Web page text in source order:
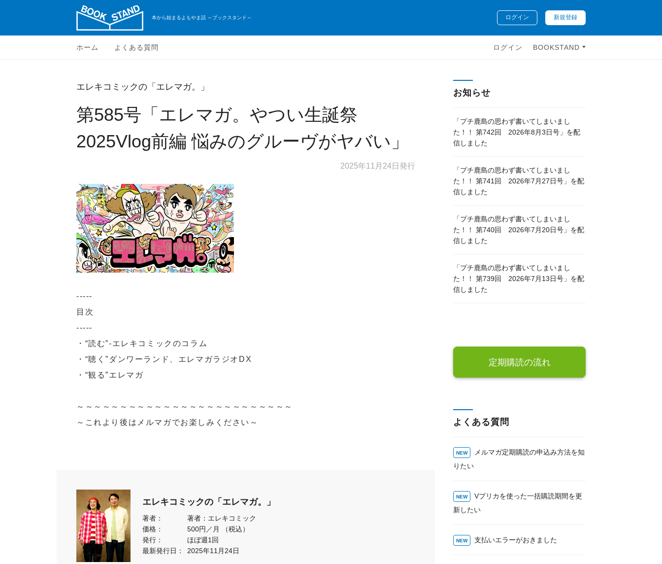
本から始まるよもやま話 ～ブックスタンド～ ログイン 新規登録
ホーム よくある質問 ログイン BOOKSTAND
エレキコミックの「エレマガ。」
第585号「エレマガ。やつい生誕祭
2025Vlog前編 悩みのグルーヴがヤバい」
2025年11月24日発行
-----
目次
-----
・“読む”-エレキコミックのコラム
・“聴く”ダンワーランド、エレマガラジオDX
・“観る”エレマガ
～～～～～～～～～～～～～～～～～～～～～～～～～
～これより後はメルマガでお楽しみください～
エレキコミックの「エレマガ。」
著者：
著者：エレキコミック
価格：
500円／月 （税込）
発行：
ほぼ週1回
最新発行日：
2025年11月24日
お知らせ
「プチ鹿島の思わず書いてしまいまし
た！！ 第742回 2026年8月3日号」を配
信しました
「プチ鹿島の思わず書いてしまいまし
た！！ 第741回 2026年7月27日号」を配
信しました
「プチ鹿島の思わず書いてしまいまし
た！！ 第740回 2026年7月20日号」を配
信しました
「プチ鹿島の思わず書いてしまいまし
た！！ 第739回 2026年7月13日号」を配
信しました
定期購読の流れ
よくある質問
メルマガ定期購読の申込み方法を知
りたい
Vプリカを使った一括購読期間を更
新したい
支払いエラーがおきました